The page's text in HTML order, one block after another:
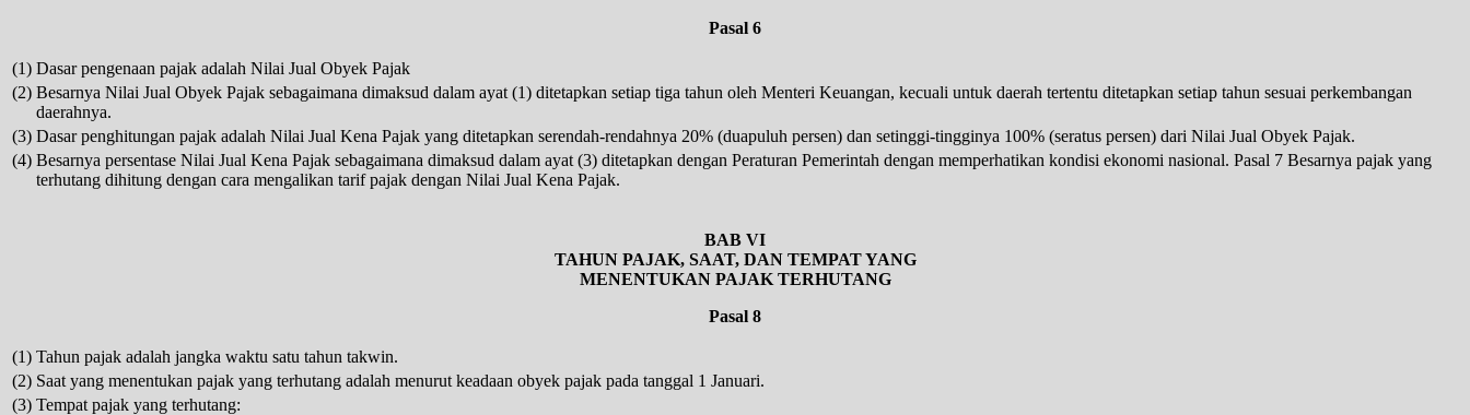
Pasal 6
(1) Dasar pengenaan pajak adalah Nilai Jual Obyek Pajak
(2) Besarnya Nilai Jual Obyek Pajak sebagaimana dimaksud dalam ayat (1) ditetapkan setiap tiga tahun oleh Menteri Keuangan, kecuali untuk daerah tertentu ditetapkan setiap tahun sesuai perkembangan
daerahnya.
(3) Dasar penghitungan pajak adalah Nilai Jual Kena Pajak yang ditetapkan serendah-rendahnya 20% (duapuluh persen) dan setinggi-tingginya 100% (seratus persen) dari Nilai Jual Obyek Pajak.
(4) Besarnya persentase Nilai Jual Kena Pajak sebagaimana dimaksud dalam ayat (3) ditetapkan dengan Peraturan Pemerintah dengan memperhatikan kondisi ekonomi nasional. Pasal 7 Besarnya pajak yang
terhutang dihitung dengan cara mengalikan tarif pajak dengan Nilai Jual Kena Pajak.
BAB VI
TAHUN PAJAK, SAAT, DAN TEMPAT YANG
MENENTUKAN PAJAK TERHUTANG
Pasal 8
(1) Tahun pajak adalah jangka waktu satu tahun takwin.
(2) Saat yang menentukan pajak yang terhutang adalah menurut keadaan obyek pajak pada tanggal 1 Januari.
(3) Tempat pajak yang terhutang: